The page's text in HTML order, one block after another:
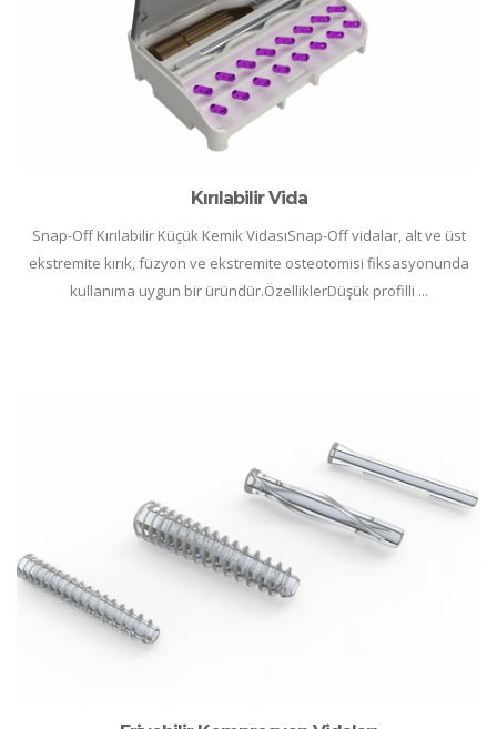
Kırılabilir Vida
Snap-Off Kırılabilir Küçük Kemik VidasıSnap-Off vidalar, alt ve üst
ekstremite kırık, füzyon ve ekstremite osteotomisi fiksasyonunda
kullanıma uygun bir üründür.ÖzelliklerDüşük profilli ...